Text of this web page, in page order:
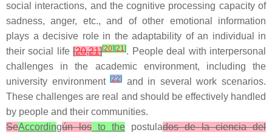
social interactions, and the cognitive processing capacity of
sadness, anger, etc., and of other emotional information
plays a decisive role in the adaptability of an individual in
their social life[20,21][20] [21]. People deal with interpersonal
challenges in the academic environment, including the
university environment[22]
and in several work scenarios.
These challenges are real and should be effectively handled
by people and their communities.
SeAccordingún los to the postulados de la ciencia del